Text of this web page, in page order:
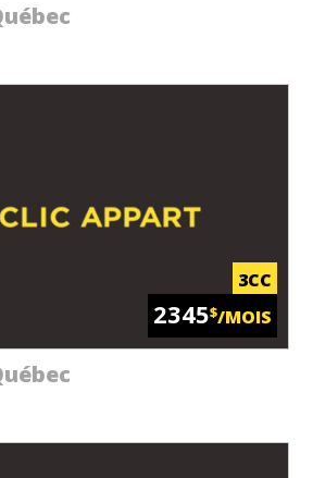
3CC
2345$/MOIS